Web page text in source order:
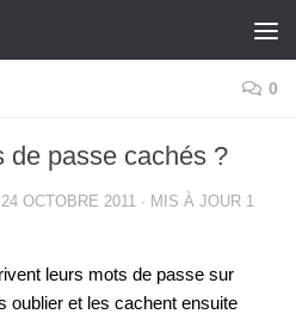
0
de passe cachés ?
24 OCTOBRE 2011 · MIS À JOUR 1
leurs mots de passe sur
oublier et les cachent ensuite